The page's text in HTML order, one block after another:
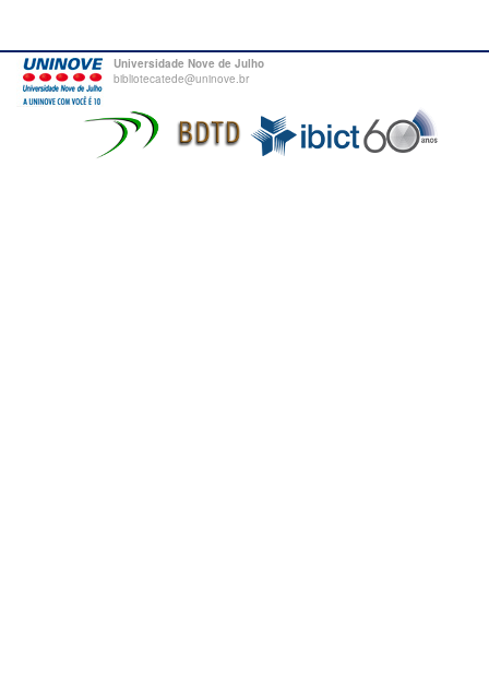
Universidade Nove de Julho
bibliotecatede@uninove.br